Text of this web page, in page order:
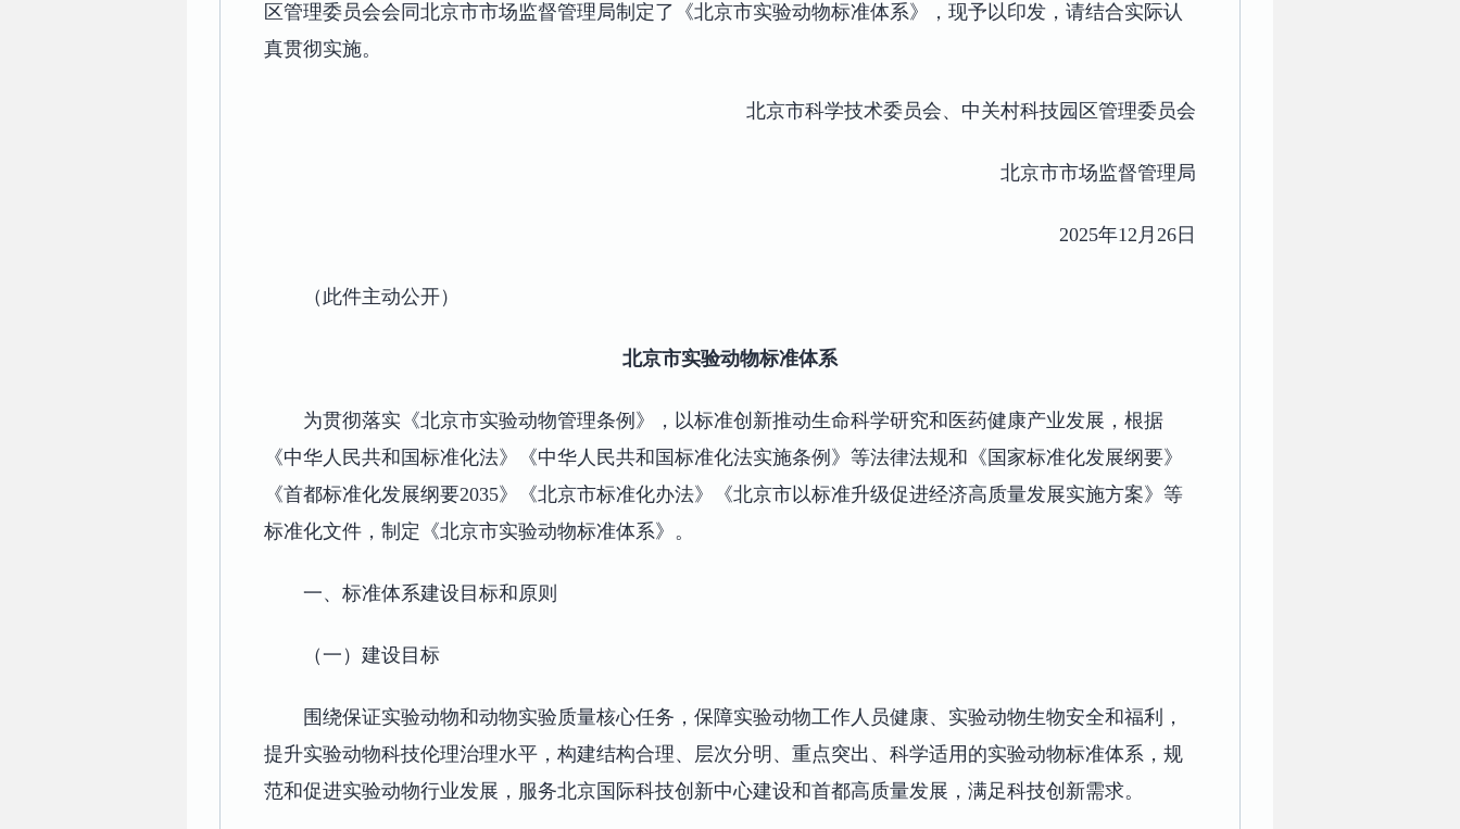
区管理委员会会同北京市市场监督管理局制定了《北京市实验动物标准体系》，现予以印发，请结合实际认
真贯彻实施。
北京市科学技术委员会、中关村科技园区管理委员会
北京市市场监督管理局
2025年12月26日
（此件主动公开）
北京市实验动物标准体系
为贯彻落实《北京市实验动物管理条例》，以标准创新推动生命科学研究和医药健康产业发展，根据
《中华人民共和国标准化法》《中华人民共和国标准化法实施条例》等法律法规和《国家标准化发展纲要》
《首都标准化发展纲要2035》《北京市标准化办法》《北京市以标准升级促进经济高质量发展实施方案》等
标准化文件，制定《北京市实验动物标准体系》。
一、标准体系建设目标和原则
（一）建设目标
围绕保证实验动物和动物实验质量核心任务，保障实验动物工作人员健康、实验动物生物安全和福利，
提升实验动物科技伦理治理水平，构建结构合理、层次分明、重点突出、科学适用的实验动物标准体系，规
范和促进实验动物行业发展，服务北京国际科技创新中心建设和首都高质量发展，满足科技创新需求。